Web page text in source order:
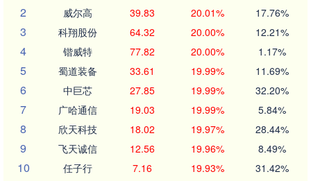
2 威尔高 39.83 20.01% 17.76%
3 科翔股份 64.32 20.00% 12.21%
4 锴威特 77.82 20.00% 1.17%
5 蜀道装备 33.61 19.99% 11.69%
6 中巨芯 27.85 19.99% 32.20%
7 广哈通信 19.03 19.99% 5.84%
8 欣天科技 18.02 19.97% 28.44%
9 飞天诚信 12.56 19.96% 8.49%
10 任子行 7.16 19.93% 31.42%